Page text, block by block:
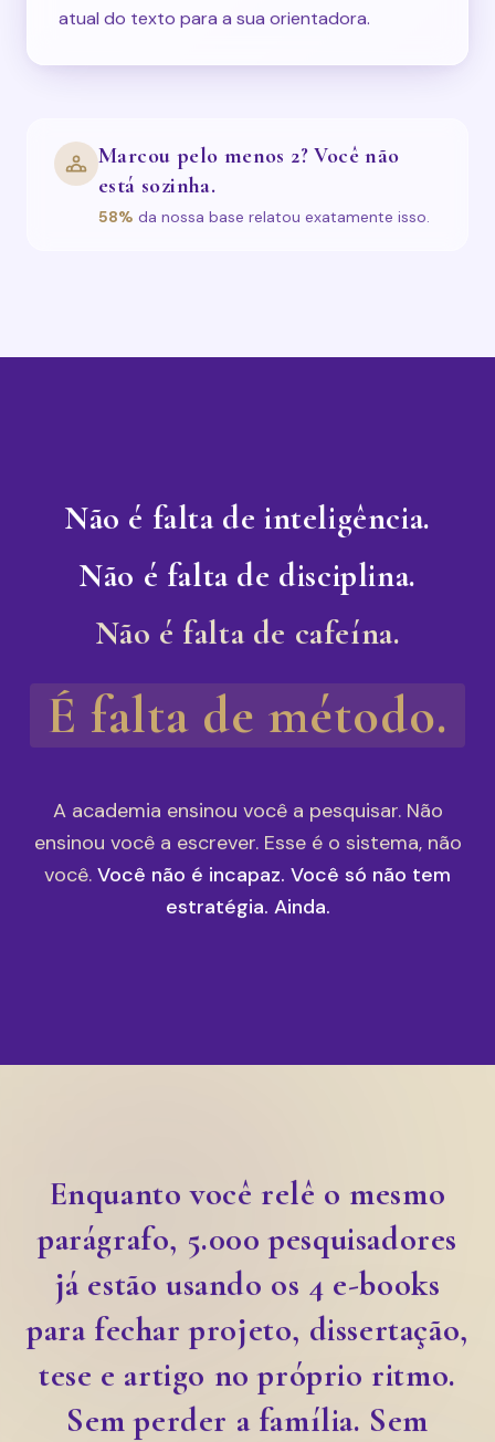
atual do texto para a sua orientadora.
Marcou pelo menos 2? Você não
está sozinha.
58% da nossa base relatou exatamente isso.
Não é falta de inteligência.
Não é falta de disciplina.
Não é falta de cafeína.
É falta de método.
A academia ensinou você a pesquisar. Não
ensinou você a escrever. Esse é o sistema, não
você. Você não é incapaz. Você só não tem
estratégia. Ainda.
Enquanto você relê o mesmo
parágrafo, 5.000 pesquisadores
já estão usando os 4 e-books
para fechar projeto, dissertação,
tese e artigo no próprio ritmo.
Sem perder a família. Sem